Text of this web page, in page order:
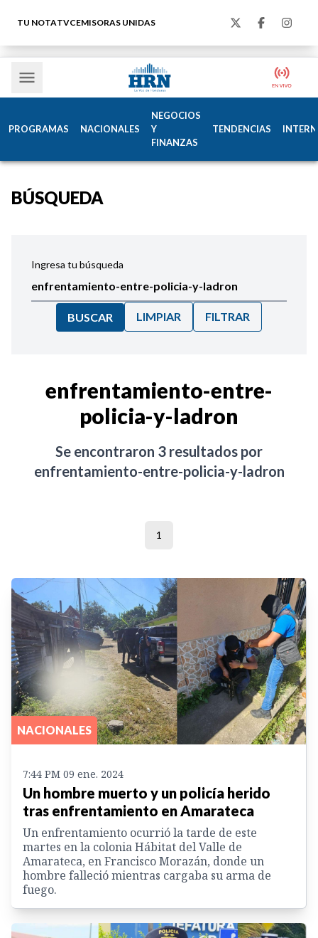
TU NOTATVCEMISORAS UNIDAS
PROGRAMAS NACIONALES
NEGOCIOS
Y
FINANZAS
TENDENCIAS
BÚSQUEDA
Ingresa tu búsqueda
BUSCAR LIMPIAR FILTRAR
enfrentamiento-entre-
policia-y-ladron
Se encontraron 3 resultados por
enfrentamiento-entre-policia-y-ladron
1
NACIONALES
7:44 PM 09 ene. 2024
Un hombre muerto y un policía herido
tras enfrentamiento en Amarateca
Un enfrentamiento ocurrió la tarde de este
martes en la colonia Hábitat del Valle de
Amarateca, en Francisco Morazán, donde un
hombre falleció mientras cargaba su arma de
fuego.